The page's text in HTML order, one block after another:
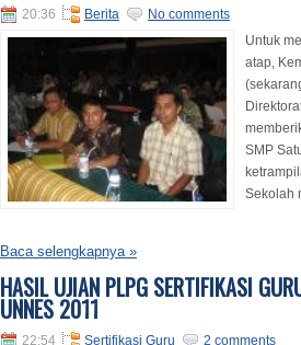
20:36 Berita
No comments
Untuk
atap,
SMP
Sekolah
Baca selengkapnya »
HASIL UJIAN PLPG SERTIFIKASI
UNNES 2011
22:54 Sertifikasi Guru
2 comments